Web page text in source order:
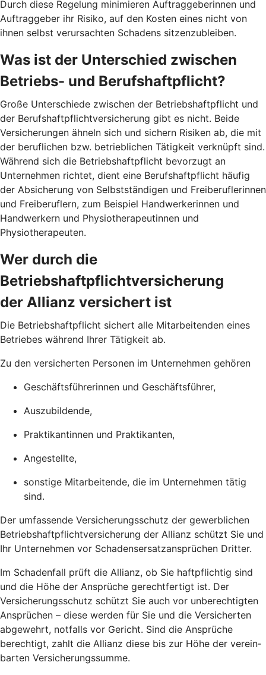
Durch diese Regelung minimieren Auftraggeberinnen und
Auftraggeber ihr Risiko, auf den Kosten eines nicht von
ihnen selbst verursachten Schadens sitzenzubleiben.
Was ist der Unterschied zwischen
Betriebs- und Berufshaftpflicht?
Große Unterschiede zwischen der Betriebshaftpflicht und
der Berufshaftpflichtversicherung gibt es nicht. Beide
Versicherungen ähneln sich und sichern Risiken ab, die mit
der beruflichen bzw. betrieblichen Tätigkeit verknüpft sind.
Während sich die Betriebshaftpflicht bevorzugt an
Unternehmen richtet, dient eine Berufshaftpflicht häufig
der Absicherung von Selbstständigen und Freiberuflerinnen
und Freiberuflern, zum Beispiel Handwerkerinnen und
Handwerkern und Physiotherapeutinnen und
Physiotherapeuten.
Wer durch die
Betriebshaftpflichtversicherung
der Allianz versichert ist
Die Betriebs­haftpflicht sichert alle Mitarbeitenden eines
Betriebes während Ihrer Tätigkeit ab.
Zu den versicherten Personen im Unternehmen gehören
Geschäftsführerinnen und Geschäftsführer,
Auszubildende,
Praktikantinnen und Praktikanten,
Angestellte,
sonstige Mitarbeitende, die im Unternehmen tätig
sind.
Der umfassende Versicherungs­schutz der gewerblichen
Betriebshaft­pflicht­versicherung der Allianz schützt Sie und
Ihr Unternehmen vor Schadens­ersatz­ansprüchen Dritter.
Im Schaden­fall prüft die Allianz, ob Sie haft­pflichtig sind
und die Höhe der An­sprüche gerecht­fertigt ist. Der
Versicherungs­schutz schützt Sie auch vor un­berechtigten
Ansprüchen – diese werden für Sie und die Versicherten
abgewehrt, notfalls vor Gericht. Sind die Ansprüche
berechtigt, zahlt die Allianz diese bis zur Höhe der verein­
barten Versicherungs­summe.